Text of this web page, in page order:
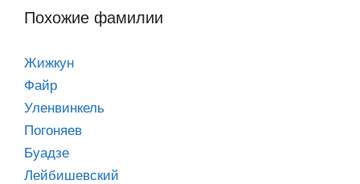
Похожие фамилии
Жижкун
Файр
Уленвинкель
Погоняев
Буадзе
Лейбишевский